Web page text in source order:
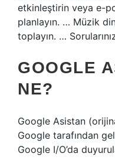
etkinleştirin veya e-
planlayın. … Müzik
toplayın. …
GOOGLE
NE?
Google Asistan
Google tarafından
Google I/O’da